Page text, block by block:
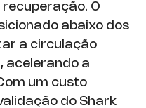
recuperação. O
abaixo dos
a circulação
acelerando a
um custo
do Shark